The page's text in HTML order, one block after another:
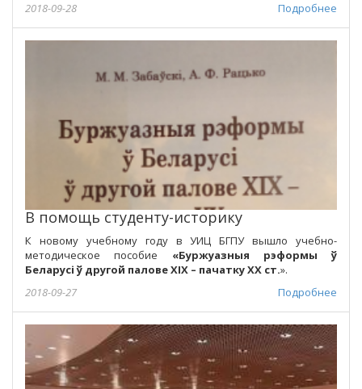
Подробнее
2018-09-28
В помощь студенту-историку
К новому учебному году в УИЦ БГПУ вышло учебно-
методическое пособие «Буржуазныя рэформы ў
Беларусі ў другой палове ХІХ – пачатку ХХ ст.».
Подробнее
2018-09-27